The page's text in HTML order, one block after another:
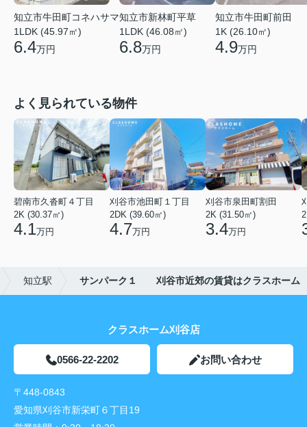
知立市牛田町コネハサマ
1LDK (45.97㎡)
6.4万円
知立市新林町平草
1LDK (46.08㎡)
6.8万円
知立市牛田町前田
1K (26.10㎡)
4.9万円
よく見られている物件
碧南市久沓町４丁目
2K (30.37㎡)
4.1万円
刈谷市池田町１丁目
2DK (39.60㎡)
4.7万円
刈谷市泉田町割田
2K (31.50㎡)
3.4万円
知立駅 サンパーク１ 刈谷市近郊の賃貸はクラスホーム
クラスホーム刈谷店
0566-22-2202 お問い合わせ
〒448-0843
愛知県刈谷市新栄町６丁目19